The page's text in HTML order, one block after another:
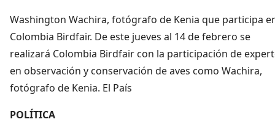
Washington Wachira, fotógrafo de Kenia que participa
Colombia Birdfair. De este jueves al 14 de febrero se
realizará Colombia Birdfair con la participación de
en observación y conservación de aves como Wachira,
fotógrafo de Kenia. El País
POLÍTICA